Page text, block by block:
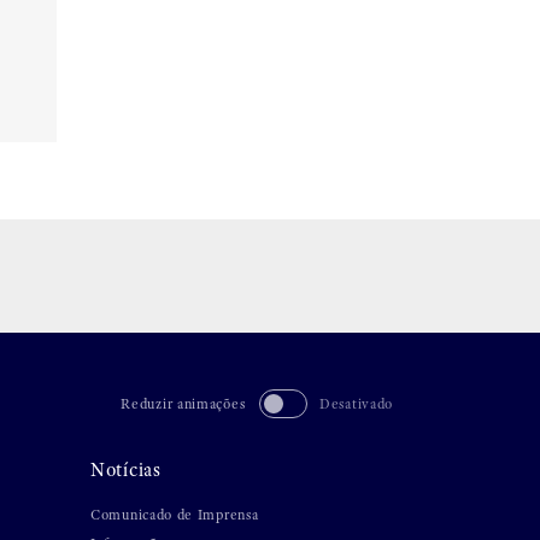
Reduzir animações Desativado
Notícias
Comunicado de Imprensa